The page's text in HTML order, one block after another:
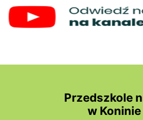
Przedszkole
w Koninie